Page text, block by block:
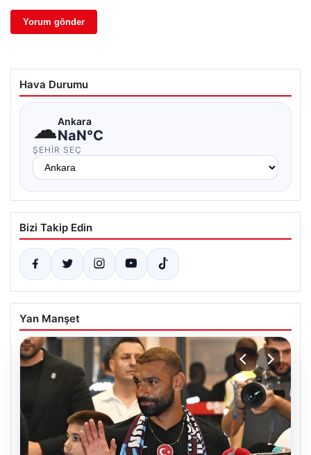
Hava Durumu
☁Ankara
NaN°C
ŞEHIR SEÇ
Bizi Takip Edin
Yan Manşet